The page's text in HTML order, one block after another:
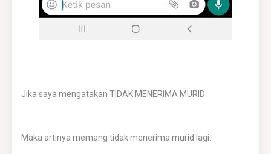
Jika saya mengatakan TIDAK MENERIMA MURID
Maka artinya memang tidak menerima murid lagi.